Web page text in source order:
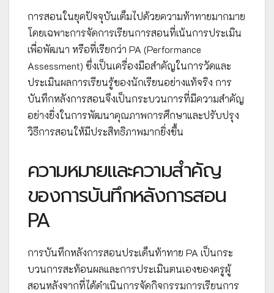
การสอนในยุคปัจจุบันเต็มไปด้วยความท้าทายมากมาย
โดยเฉพาะการจัดการเรียนการสอนที่เน้นการประเมิน
เพื่อพัฒนา หรือที่เรียกว่า PA (Performance
Assessment) ซึ่งเป็นเครื่องมือสำคัญในการวัดและ
ประเมินผลการเรียนรู้ของนักเรียนอย่างแท้จริง การ
บันทึกหลังการสอนจึงเป็นกระบวนการที่มีความสำคัญ
อย่างยิ่งในการพัฒนาคุณภาพการศึกษาและปรับปรุง
วิธีการสอนให้มีประสิทธิภาพมากยิ่งขึ้น
ความหมายและความสำคัญ
ของการบันทึกหลังการสอน
PA
การบันทึกหลังการสอนประเด็นท้าทาย PA เป็นกระ
บวนการสะท้อนผลและการประเมินตนเองของครูผู้
สอนหลังจากที่ได้ดำเนินการจัดกิจกรรมการเรียนการ